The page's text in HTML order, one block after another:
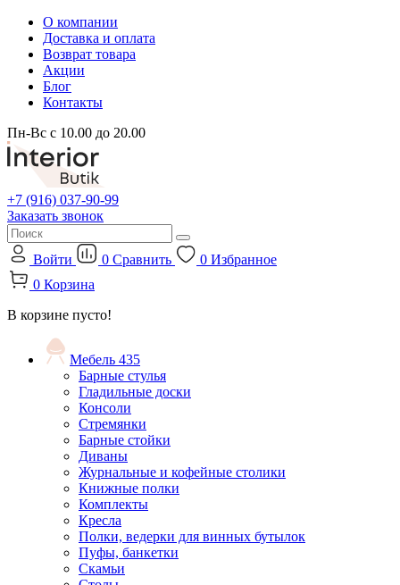
О компании
Доставка и оплата
Возврат товара
Акции
Блог
Контакты
Пн-Вс с 10.00 до 20.00
+7 (916) 037-90-99
Заказать звонок
Войти 0 Сравнить 0 Избранное
0 Корзина
В корзине пусто!
Мебель 435
Барные стулья
Гладильные доски
Консоли
Стремянки
Барные стойки
Диваны
Журнальные и кофейные столики
Книжные полки
Комплекты
Кресла
Полки, ведерки для винных бутылок
Пуфы, банкетки
Скамьи